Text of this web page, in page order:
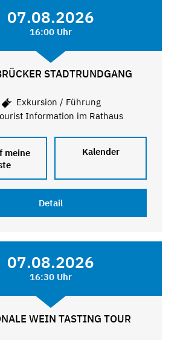
07.08.2026
16:00 Uhr
STADTRUNDGANG
Exkursion / Führung
Information im Rathaus
meine
Kalender
Detail
07.08.2026
16:30 Uhr
WEIN TASTING TOUR